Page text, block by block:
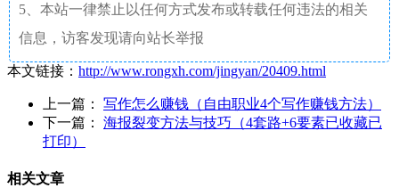
5、本站一律禁止以任何方式发布或转载任何违法的相关
信息，访客发现请向站长举报
本文链接： http://www.rongxh.com/jingyan/20409.html
上一篇： 写作怎么赚钱（自由职业4个写作赚钱方法）
下一篇： 海报裂变方法与技巧（4套路+6要素已收藏已
打印）
相关文章